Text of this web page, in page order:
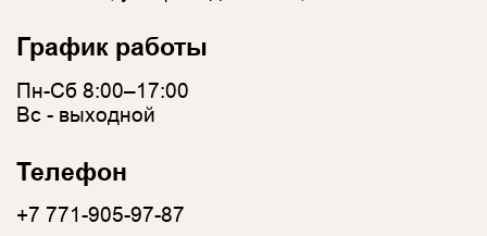
График работы
Пн-Сб 8:00–17:00
Вс - выходной
Телефон
+7 771-905-97-87